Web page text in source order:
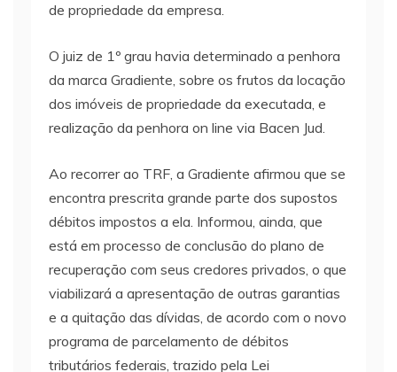
de propriedade da empresa.
O juiz de 1º grau havia determinado a penhora
da marca Gradiente, sobre os frutos da locação
dos imóveis de propriedade da executada, e
realização da penhora on line via Bacen Jud.
Ao recorrer ao TRF, a Gradiente afirmou que se
encontra prescrita grande parte dos supostos
débitos impostos a ela. Informou, ainda, que
está em processo de conclusão do plano de
recuperação com seus credores privados, o que
viabilizará a apresentação de outras garantias
e a quitação das dívidas, de acordo com o novo
programa de parcelamento de débitos
tributários federais, trazido pela Lei